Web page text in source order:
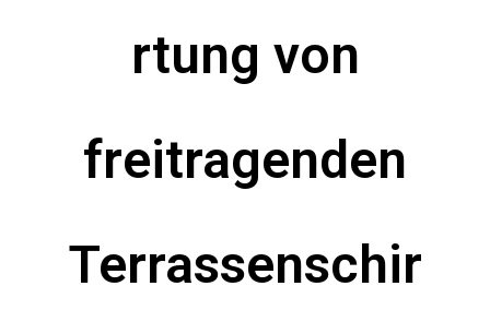
rtung von
freitragenden
Terrassenschir